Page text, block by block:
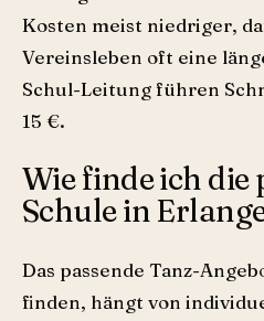
Kosten meist niedriger,
Vereinsleben oft eine
Schul-Leitung führen
15 €.
Wie finde ich die
Schule in
Das passende Tanz-
finden, hängt von